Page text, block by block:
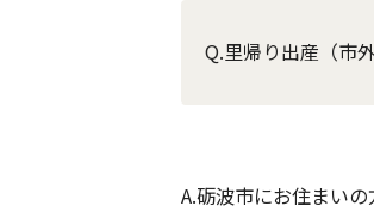
Q.里帰り出産（市
A.砺波市にお住まい